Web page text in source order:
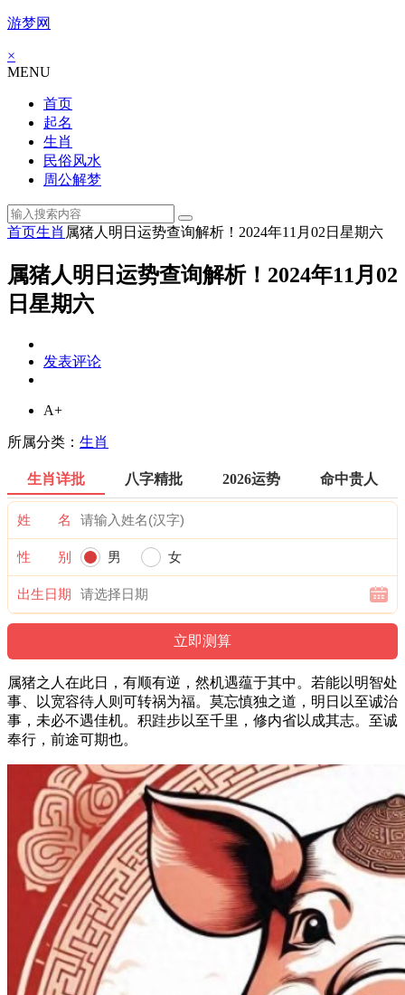
游梦网
×
MENU
首页
起名
生肖
民俗风水
周公解梦
首页生肖 属猪人明日运势查询解析！2024年11月02日星期六
属猪人明日运势查询解析！2024年11月02
日星期六
发表评论
A+
所属分类： 生肖
生肖详批 八字精批 2026运势 命中贵人
姓 名
性 别 男 女
出生日期
属猪之人在此日，有顺有逆，然机遇蕴于其中。若能以明智处
事、以宽容待人则可转祸为福。莫忘慎独之道，明日以至诚治
事，未必不遇佳机。积跬步以至千里，修内省以成其志。至诚
奉行，前途可期也。